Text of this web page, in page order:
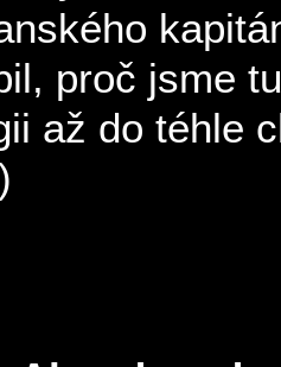
proč jsme
až do téhle